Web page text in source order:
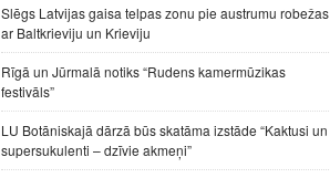
Slēgs Latvijas gaisa telpas zonu pie austrumu robežas
ar Baltkrieviju un Krieviju
Rīgā un Jūrmalā notiks “Rudens kamermūzikas
festivāls”
LU Botāniskajā dārzā būs skatāma izstāde “Kaktusi un
supersukulenti – dzīvie akmeņi”